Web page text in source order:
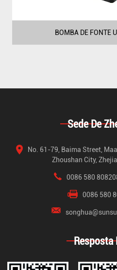
BOMBA DE FONTE
Sede De
No. 61-79, Baima Street,
Zhoushan City,
0086 580
0086 580
Resposta